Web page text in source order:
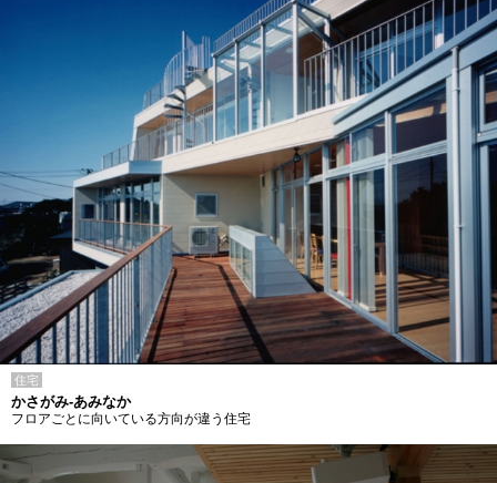
住宅
かさがみ-あみなか
フロアごとに向いている方向が違う住宅